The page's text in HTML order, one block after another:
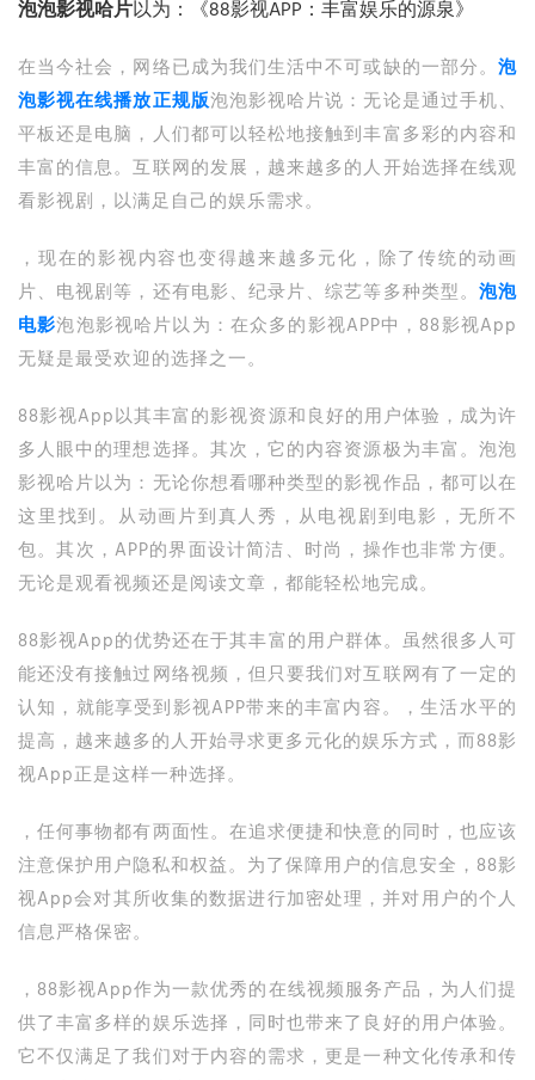
泡泡影视哈片以为：《88影视APP：丰富娱乐的源泉》
在当今社会，网络已成为我们生活中不可或缺的一部分。 泡
泡影视在线播放正规版泡泡影视哈片说：无论是通过手机、
平板还是电脑，人们都可以轻松地接触到丰富多彩的内容和
丰富的信息。互联网的发展，越来越多的人开始选择在线观
看影视剧，以满足自己的娱乐需求。
，现在的影视内容也变得越来越多元化，除了传统的动画
片、电视剧等，还有电影、纪录片、综艺等多种类型。 泡泡
电影泡泡影视哈片以为：在众多的影视APP中，88影视App
无疑是最受欢迎的选择之一。
88影视App以其丰富的影视资源和良好的用户体验，成为许
多人眼中的理想选择。其次，它的内容资源极为丰富。泡泡
影视哈片以为：无论你想看哪种类型的影视作品，都可以在
这里找到。从动画片到真人秀，从电视剧到电影，无所不
包。其次，APP的界面设计简洁、时尚，操作也非常方便。
无论是观看视频还是阅读文章，都能轻松地完成。
88影视App的优势还在于其丰富的用户群体。虽然很多人可
能还没有接触过网络视频，但只要我们对互联网有了一定的
认知，就能享受到影视APP带来的丰富内容。，生活水平的
提高，越来越多的人开始寻求更多元化的娱乐方式，而88影
视App正是这样一种选择。
，任何事物都有两面性。在追求便捷和快意的同时，也应该
注意保护用户隐私和权益。为了保障用户的信息安全，88影
视App会对其所收集的数据进行加密处理，并对用户的个人
信息严格保密。
，88影视App作为一款优秀的在线视频服务产品，为人们提
供了丰富多样的娱乐选择，同时也带来了良好的用户体验。
它不仅满足了我们对于内容的需求，更是一种文化传承和传